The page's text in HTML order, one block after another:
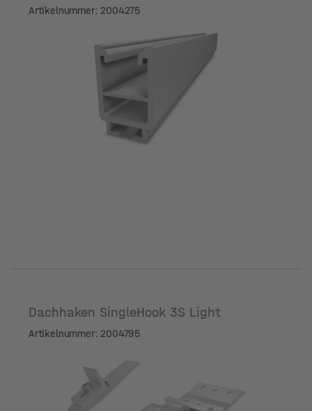
Artikelnummer: 2004275
Dachhaken SingleHook 3S Light
Artikelnummer: 2004795